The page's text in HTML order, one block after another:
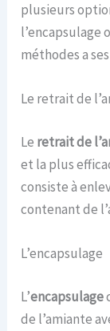
plusieurs
l’encapsulage
méthodes a
Le retrait de
Le retrait de
et la plus
consiste à
contenant de
L’encapsulage
L’encapsulage
de l’amiante